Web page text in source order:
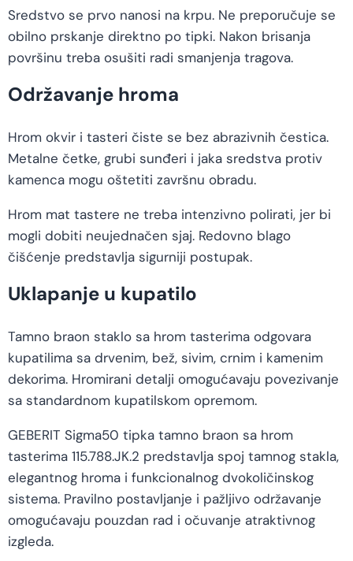
Sredstvo se prvo nanosi na krpu. Ne preporučuje se
obilno prskanje direktno po tipki. Nakon brisanja
površinu treba osušiti radi smanjenja tragova.
Održavanje hroma
Hrom okvir i tasteri čiste se bez abrazivnih čestica.
Metalne četke, grubi sunđeri i jaka sredstva protiv
kamenca mogu oštetiti završnu obradu.
Hrom mat tastere ne treba intenzivno polirati, jer bi
mogli dobiti neujednačen sjaj. Redovno blago
čišćenje predstavlja sigurniji postupak.
Uklapanje u kupatilo
Tamno braon staklo sa hrom tasterima odgovara
kupatilima sa drvenim, bež, sivim, crnim i kamenim
dekorima. Hromirani detalji omogućavaju povezivanje
sa standardnom kupatilskom opremom.
GEBERIT Sigma50 tipka tamno braon sa hrom
tasterima 115.788.JK.2 predstavlja spoj tamnog stakla,
elegantnog hroma i funkcionalnog dvokoličinskog
sistema. Pravilno postavljanje i pažljivo održavanje
omogućavaju pouzdan rad i očuvanje atraktivnog
izgleda.